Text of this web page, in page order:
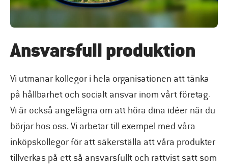
Ansvarsfull produktion
Vi utmanar kollegor i hela organisationen att tänka
på hållbarhet och socialt ansvar inom vårt företag.
Vi är också angelägna om att höra dina idéer när du
börjar hos oss. Vi arbetar till exempel med våra
inköpskollegor för att säkerställa att våra produkter
tillverkas på ett så ansvarsfullt och rättvist sätt som